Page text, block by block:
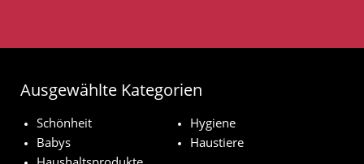
Ausgewählte Kategorien
Schönheit
Hygiene
Babys
Haustiere